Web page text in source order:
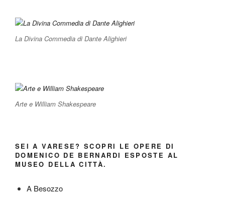
La Divina Commedia di Dante Alighieri
Arte e William Shakespeare
SEI A VARESE? SCOPRI LE OPERE DI
DOMENICO DE BERNARDI ESPOSTE AL
MUSEO DELLA CITTÀ.
A Besozzo